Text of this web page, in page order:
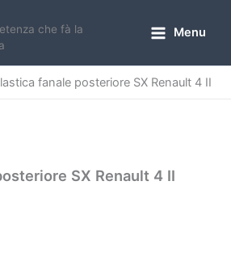
che fà la
Menu
Menu
fanale posteriore SX Renault 4 II
SX Renault 4 II